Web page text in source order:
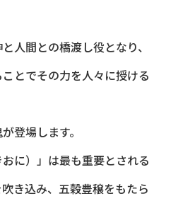
人間との橋渡し役となり、
とでその力を人々に授ける
登場します。
に）」は最も重要とされる
き込み、五穀豊穣をもたら